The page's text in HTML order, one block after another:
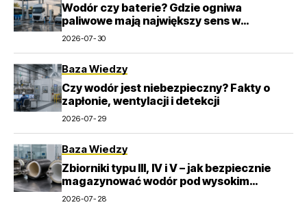
Wodór czy baterie? Gdzie ogniwa
paliwowe mają największy sens w
transporcie
2026-07-30
Baza Wiedzy
Czy wodór jest niebezpieczny? Fakty o
zapłonie, wentylacji i detekcji
2026-07-29
Baza Wiedzy
Zbiorniki typu III, IV i V – jak bezpiecznie
magazynować wodór pod wysokim
ciśnieniem?
2026-07-28